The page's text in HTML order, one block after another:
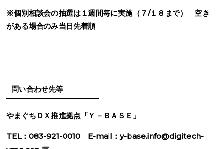
※個別相談会の抽選は１週間毎に実施（７/１８まで） 空き
がある場合のみ当日先着順
問い合わせ先等
やまぐちＤＸ推進拠点「Ｙ－ＢＡＳＥ」
TEL：083-921-0010 E-mail ：y-base.info@digitech-